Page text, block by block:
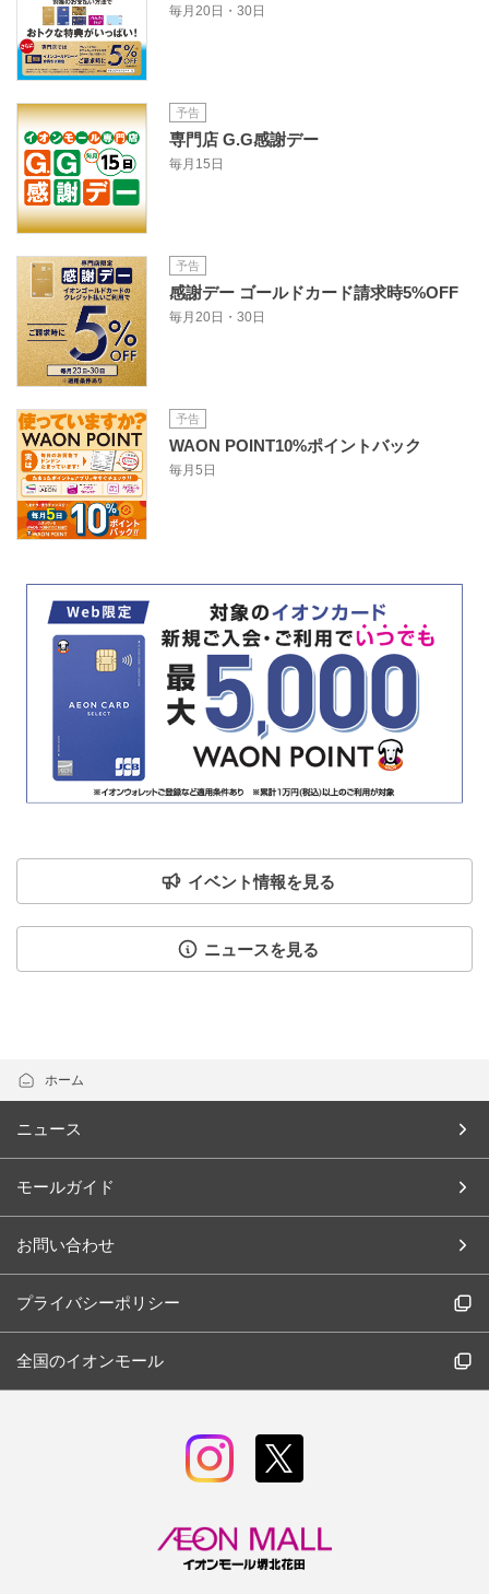
毎月20日・30日
予告
専門店 G.G感謝デー
毎月15日
予告
感謝デー ゴールドカード請求時5%OFF
毎月20日・30日
予告
WAON POINT10%ポイントバック
毎月5日
イベント情報を見る
ニュースを見る
ホーム
ニュース
モールガイド
お問い合わせ
プライバシーポリシー
全国のイオンモール